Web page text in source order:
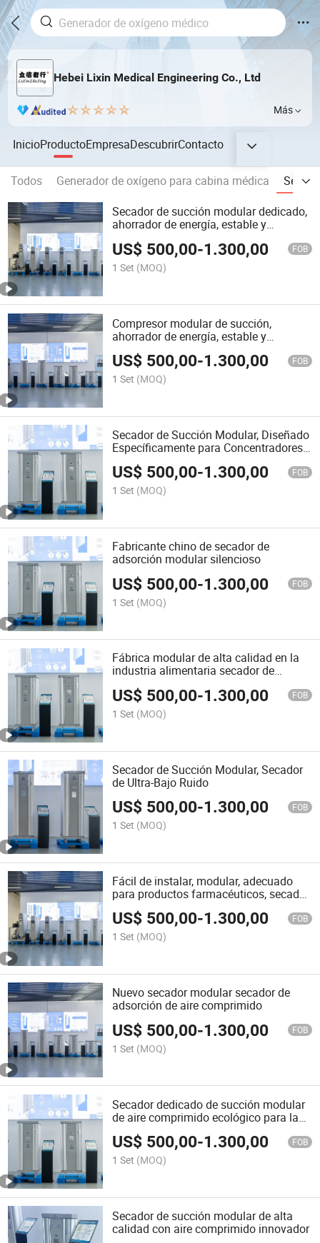
Hebei Lixin Medical Engineering Co., Ltd
Más
InicioProductoEmpresaDescubrirContacto
Todos Generador de oxígeno para cabina médica
Secador de succión modular dedicado,
ahorrador de energía, estable y
US$ 500,00-1.300,00 FOB
1 Set (MOQ)
Compresor modular de succión,
ahorrador de energía, estable y
duradero
US$ 500,00-1.300,00 FOB
1 Set (MOQ)
Secador de Succión Modular, Diseñado
Específicamente para Concentradores
de Oxígeno
US$ 500,00-1.300,00 FOB
1 Set (MOQ)
Fabricante chino de secador de
adsorción modular silencioso
US$ 500,00-1.300,00 FOB
1 Set (MOQ)
Fábrica modular de alta calidad en la
industria alimentaria secador de
succión
US$ 500,00-1.300,00 FOB
1 Set (MOQ)
Secador de Succión Modular, Secador
de Ultra-Bajo Ruido
US$ 500,00-1.300,00 FOB
1 Set (MOQ)
Fácil de instalar, modular, adecuado
para productos farmacéuticos, secador
por succión
US$ 500,00-1.300,00 FOB
1 Set (MOQ)
Nuevo secador modular secador de
adsorción de aire comprimido
US$ 500,00-1.300,00 FOB
1 Set (MOQ)
Secador dedicado de succión modular
de aire comprimido ecológico para la
industria electrónica
US$ 500,00-1.300,00 FOB
1 Set (MOQ)
Secador de succión modular de alta
calidad con aire comprimido innovador